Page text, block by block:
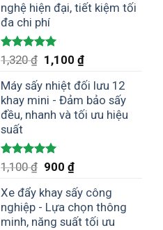
nghệ hiện đại, tiết kiệm tối
đa chi phí
Được xếp
hạng
5.00
5 sao
1,320₫ 1,100₫
Máy sấy nhiệt đối lưu 12
khay mini - Đảm bảo sấy
đều, nhanh và tối ưu hiệu
suất
Được xếp
hạng
5.00
5 sao
1,100₫ 900₫
Xe đẩy khay sấy công
nghiệp - Lựa chọn thông
minh, năng suất tối ưu